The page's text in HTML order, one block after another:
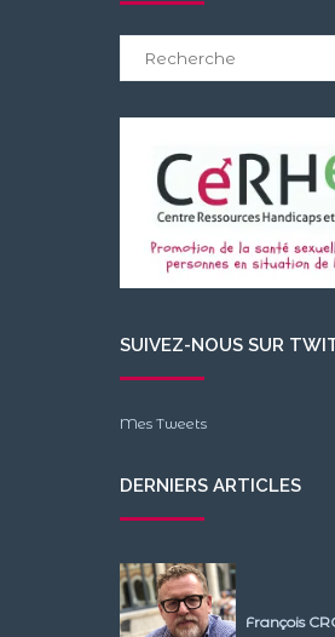
SUIVEZ-NOUS SUR
Mes Tweets
DERNIERS ARTICLES
François